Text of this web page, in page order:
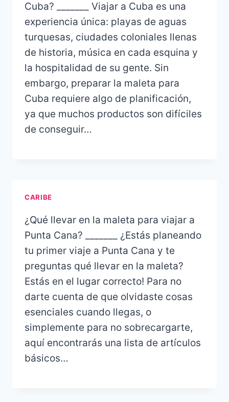
Cuba? _______ Viajar a Cuba es una
experiencia única: playas de aguas
turquesas, ciudades coloniales llenas
de historia, música en cada esquina y
la hospitalidad de su gente. Sin
embargo, preparar la maleta para
Cuba requiere algo de planificación,
ya que muchos productos son difíciles
de conseguir…
CARIBE
¿Qué llevar en la maleta para viajar a
Punta Cana? _______ ¿Estás planeando
tu primer viaje a Punta Cana y te
preguntas qué llevar en la maleta?
Estás en el lugar correcto! Para no
darte cuenta de que olvidaste cosas
esenciales cuando llegas, o
simplemente para no sobrecargarte,
aquí encontrarás una lista de artículos
básicos…